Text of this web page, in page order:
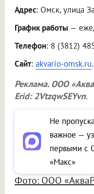
Адрес: Омск, улица
График работы —
Телефон: 8 (3812)
Сайт: akvario-omsk.ru.
Реклама. ООО
Erid: 2VtzqwSEYvn.
Не
важное —
первыми с
«Макс»
Фото: ООО